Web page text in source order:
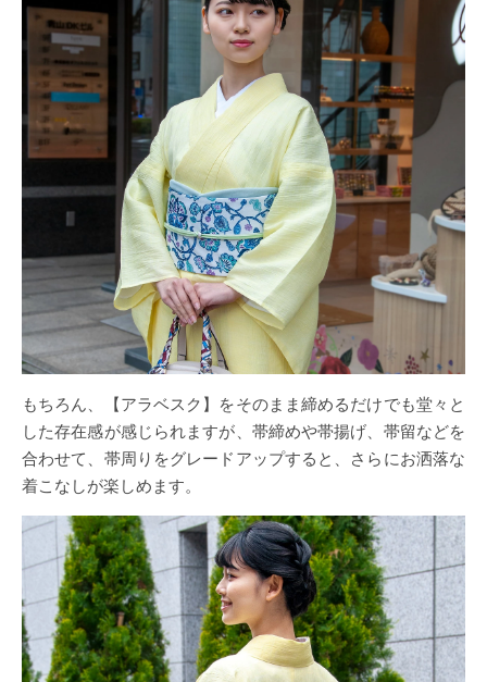
もちろん、【アラベスク】をそのまま締めるだけでも堂々と
した存在感が感じられますが、帯締めや帯揚げ、帯留などを
合わせて、帯周りをグレードアップすると、さらにお洒落な
着こなしが楽しめます。